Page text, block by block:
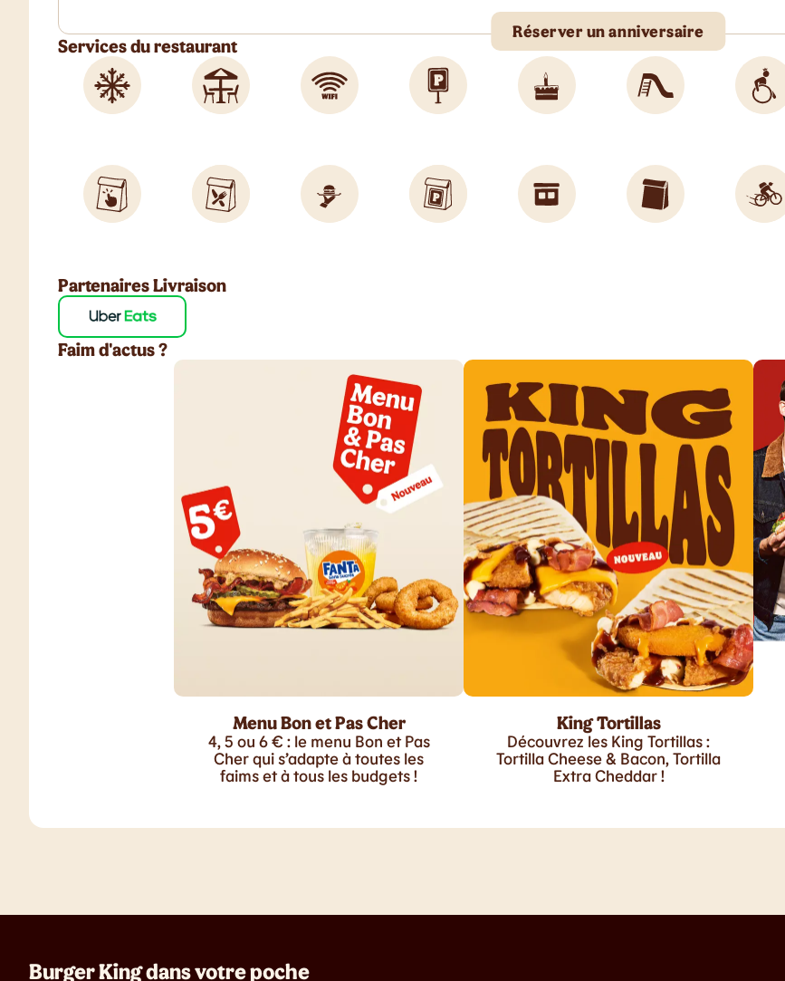
Réserver un anniversaire
Services du restaurant
Partenaires Livraison
Faim d'actus ?
Menu Bon et Pas Cher
4, 5 ou 6 € : le menu Bon et Pas
Cher qui s’adapte à toutes les
faims et à tous les budgets !
King Tortillas
Découvrez les King Tortillas :
Tortilla Cheese & Bacon, Tortilla
Extra Cheddar !
Burger King dans votre poche